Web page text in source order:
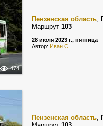
474
Пензенская область,
Маршрут 103
28 июля 2023 г., пятница
Автор: Иван С.
Пензенская область,